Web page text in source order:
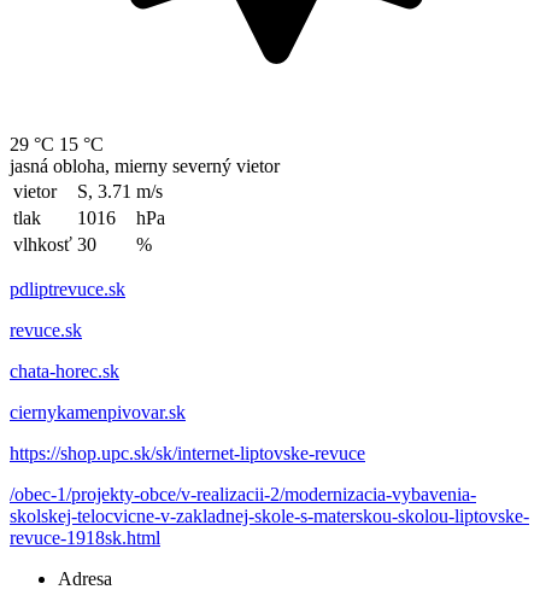
29 °C 15 °C
jasná obloha, mierny severný vietor
vietor
S, 3.71 m/s
tlak
1016
hPa
vlhkosť 30 %
pdliptrevuce.sk
revuce.sk
chata-horec.sk
ciernykamenpivovar.sk
https://shop.upc.sk/sk/internet-liptovske-revuce
/obec-1/projekty-obce/v-realizacii-2/modernizacia-vybavenia-
skolskej-telocvicne-v-zakladnej-skole-s-materskou-skolou-liptovske-
revuce-1918sk.html
Adresa